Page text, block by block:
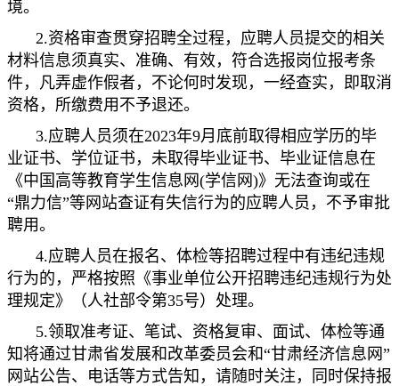
境。
2.资格审查贯穿招聘全过程，应聘人员提交的相关
材料信息须真实、准确、有效，符合选报岗位报考条
件，凡弄虚作假者，不论何时发现，一经查实，即取消
资格，所缴费用不予退还。
3.应聘人员须在2023年9月底前取得相应学历的毕
业证书、学位证书，未取得毕业证书、毕业证信息在
《中国高等教育学生信息网(学信网)》无法查询或在
“鼎力信”等网站查证有失信行为的应聘人员，不予审批
聘用。
4.应聘人员在报名、体检等招聘过程中有违纪违规
行为的，严格按照《事业单位公开招聘违纪违规行为处
理规定》（人社部令第35号）处理。
5.领取准考证、笔试、资格复审、面试、体检等通
知将通过甘肃省发展和改革委员会和“甘肃经济信息网”
网站公告、电话等方式告知，请随时关注，同时保持报